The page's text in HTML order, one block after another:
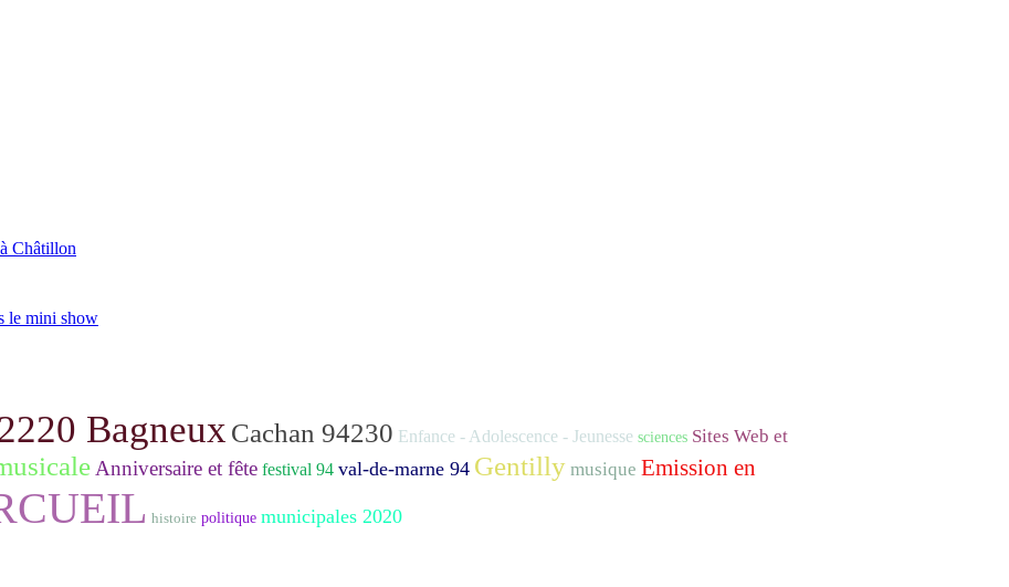
Châtillon
le mini show
Bagneux Cachan 94230 Enfance - Adolescence - Jeunesse sciences Sites Web et
Anniversaire et fête festival 94 val-de-marne 94 Gentilly musique Emission en
histoire politique municipales 2020